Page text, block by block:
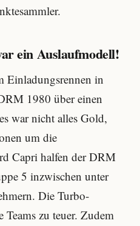
ein Auslaufmodell!
Einladungsrennen in
1980 über einen
war nicht alles Gold,
um die
Capri halfen der DRM
5 inzwischen unter
Die Turbo-
zu teuer. Zudem